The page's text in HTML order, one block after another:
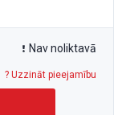
Nav noliktavā
? Uzzināt pieejamību